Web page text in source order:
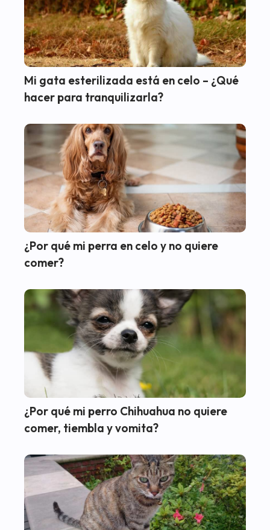
Mi gata esterilizada está en celo – ¿Qué
hacer para tranquilizarla?
¿Por qué mi perra en celo y no quiere
comer?
¿Por qué mi perro Chihuahua no quiere
comer, tiembla y vomita?